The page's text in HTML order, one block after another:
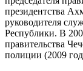
президентства
руководителя
Республики. В
правительства
полиции (2009